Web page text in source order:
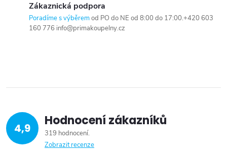
Zákaznická podpora
Poradíme s výběremod PO do NE od 8:00 do 17:00.+420 603
160 776 info@primakoupelny.cz
4,9 Hodnocení zákazníků
319 hodnocení
Zobrazit recenze